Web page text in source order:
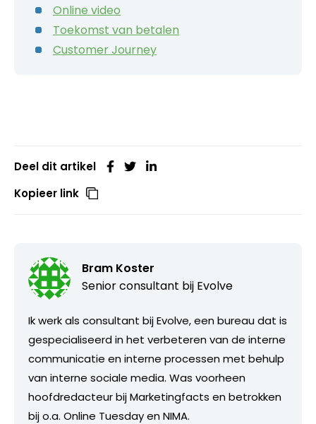
Online video
Toekomst van betalen
Customer Journey
Deel dit artikel
Kopieer link
Bram Koster
Senior consultant bij Evolve
Ik werk als consultant bij Evolve, een bureau dat is
gespecialiseerd in het verbeteren van de interne
communicatie en interne processen met behulp
van interne sociale media. Was voorheen
hoofdredacteur bij Marketingfacts en betrokken
bij o.a. Online Tuesday en NIMA.